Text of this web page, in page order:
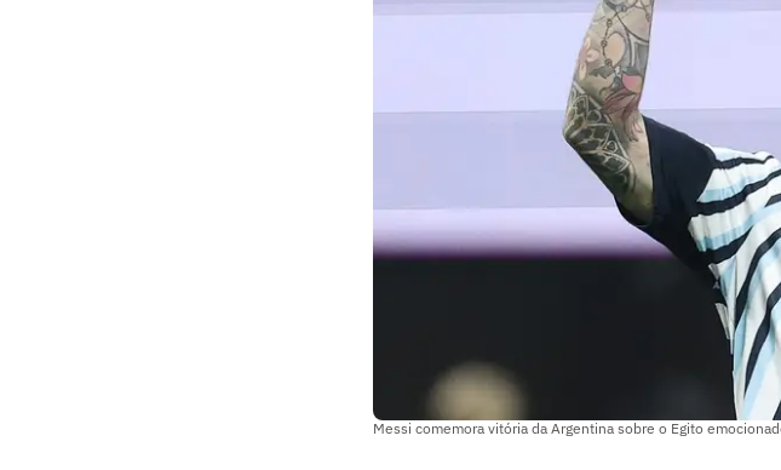
Messi comemora vitória da Argentina sobre o Egito